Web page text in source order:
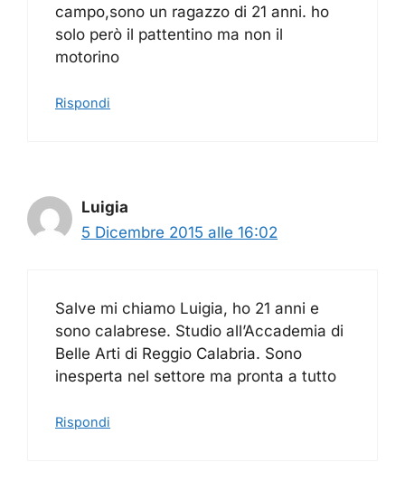
campo,sono un ragazzo di 21 anni. ho
solo però il pattentino ma non il
motorino
Rispondi
Luigia
5 Dicembre 2015 alle 16:02
Salve mi chiamo Luigia, ho 21 anni e
sono calabrese. Studio all’Accademia di
Belle Arti di Reggio Calabria. Sono
inesperta nel settore ma pronta a tutto
Rispondi